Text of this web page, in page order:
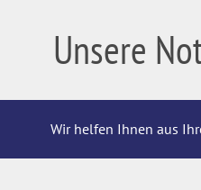
Unsere
Wir helfen Ihnen aus